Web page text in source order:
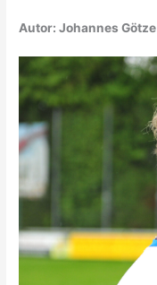
Autor: Johannes Götze